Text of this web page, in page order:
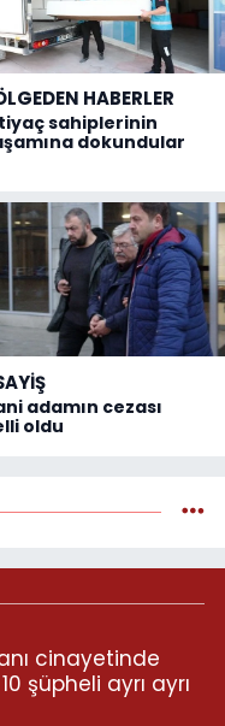
HABERLER
sahiplerinin
dokundular
adamın cezası
oldu
cinayetinde
şüpheli ayrı ayrı